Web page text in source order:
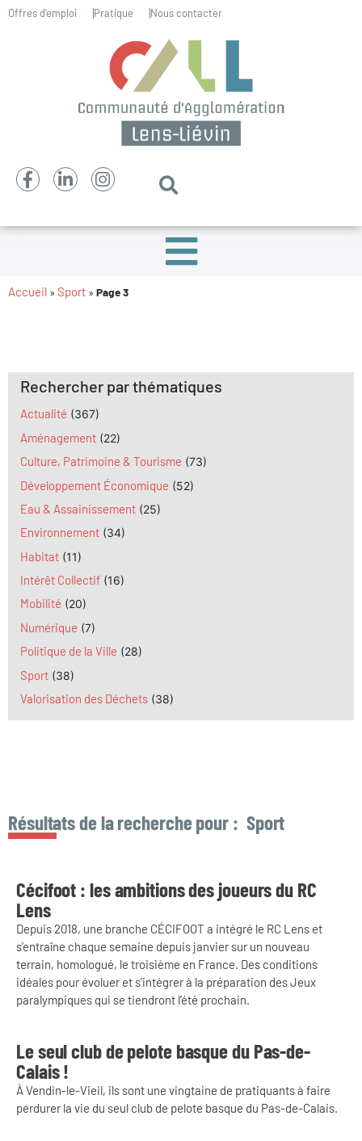
Offres d’emploi Pratique Nous contacter
Accueil » Sport » Page 3
Rechercher par thématiques
Actualité (367)
Aménagement (22)
Culture, Patrimoine & Tourisme (73)
Développement Économique (52)
Eau & Assainissement (25)
Environnement (34)
Habitat (11)
Intérêt Collectif (16)
Mobilité (20)
Numérique (7)
Politique de la Ville (28)
Sport (38)
Valorisation des Déchets (38)
Résultats de la recherche pour : Sport
Cécifoot : les ambitions des joueurs du RC
Lens
Depuis 2018, une branche CÉCIFOOT a intégré le RC Lens et
s’entraîne chaque semaine depuis janvier sur un nouveau
terrain, homologué, le troisième en France. Des conditions
idéales pour évoluer et s’intégrer à la préparation des Jeux
paralympiques qui se tiendront l’été prochain.
Le seul club de pelote basque du Pas-de-
Calais !
À Vendin-le-Vieil, ils sont une vingtaine de pratiquants à faire
perdurer la vie du seul club de pelote basque du Pas-de-Calais.